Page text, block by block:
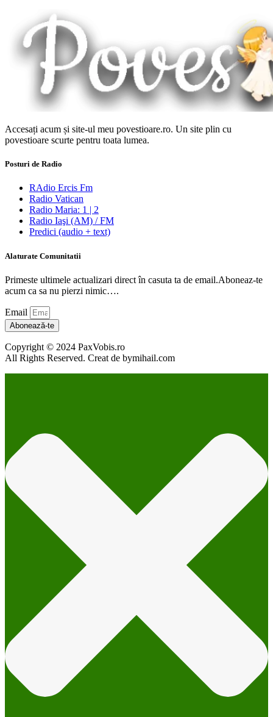
Accesați acum și site-ul meu povestioare.ro. Un site plin cu
povestioare scurte pentru toata lumea.
Posturi de Radio
RAdio Ercis Fm
Radio Vatican
Radio Maria: 1 | 2
Radio Iaşi (AM) / FM
Predici (audio + text)
Alaturate Comunitatii
Primeste ultimele actualizari direct în casuta ta de email.Aboneaz-te
acum ca sa nu pierzi nimic….
Email
Abonează-te
Copyright © 2024 PaxVobis.ro
All Rights Reserved. Creat de bymihail.com